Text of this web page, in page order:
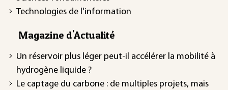
Technologies de l'information
Magazine d'Actualité
Un réservoir plus léger peut-il accélérer la mobilité à
hydrogène liquide ?
Le captage du carbone : de multiples projets, mais